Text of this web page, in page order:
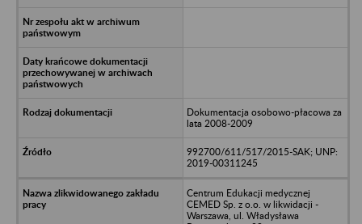
Dokumentacja osobowo-płacowa za
lata 2008-2009
992700/611/517/2015-SAK; UNP:
2019-00311245
Centrum Edukacji medycznej
CEMED Sp. z o.o. w likwidacji -
Warszawa, ul. Władysława